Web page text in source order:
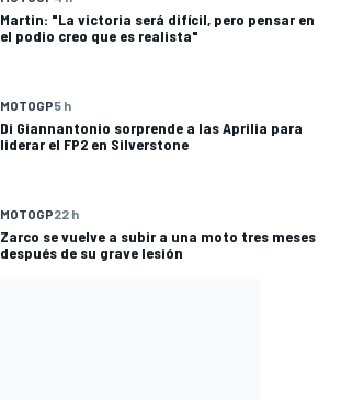
Martin: "La victoria será difícil, pero pensar en
el podio creo que es realista"
MOTOGP5 h
Di Giannantonio sorprende a las Aprilia para
liderar el FP2 en Silverstone
MOTOGP22 h
Zarco se vuelve a subir a una moto tres meses
después de su grave lesión